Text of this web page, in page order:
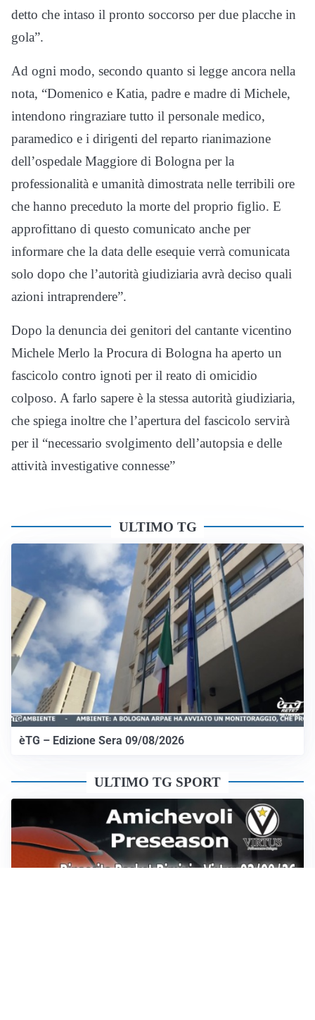
detto che intaso il pronto soccorso per due placche in
gola”.
Ad ogni modo, secondo quanto si legge ancora nella
nota, “Domenico e Katia, padre e madre di Michele,
intendono ringraziare tutto il personale medico,
paramedico e i dirigenti del reparto rianimazione
dell’ospedale Maggiore di Bologna per la
professionalità e umanità dimostrata nelle terribili ore
che hanno preceduto la morte del proprio figlio. E
approfittano di questo comunicato anche per
informare che la data delle esequie verrà comunicata
solo dopo che l’autorità giudiziaria avrà deciso quali
azioni intraprendere”.
Dopo la denuncia dei genitori del cantante vicentino
Michele Merlo la Procura di Bologna ha aperto un
fascicolo contro ignoti per il reato di omicidio
colposo. A farlo sapere è la stessa autorità giudiziaria,
che spiega inoltre che l’apertura del fascicolo servirà
per il “necessario svolgimento dell’autopsia e delle
attività investigative connesse”
ULTIMO TG
èTG – Edizione Sera 09/08/2026
ULTIMO TG SPORT